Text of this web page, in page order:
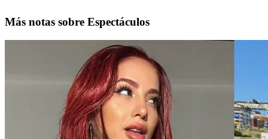
Más notas sobre Espectáculos